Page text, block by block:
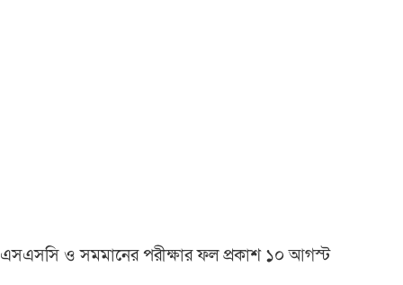
এসএসসি ও সমমানের পরীক্ষার ফল প্রকাশ ১০ আগস্ট